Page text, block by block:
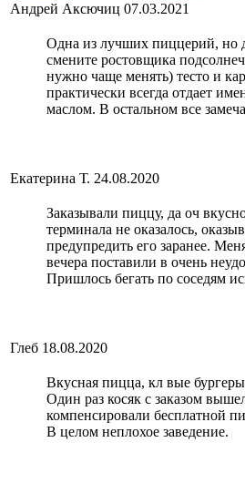
Андрей Аксючиц 07.03.2021
Одна из лучших пиццерий, но
смените ростовщика
нужно чаще менять) тесто и
практически всегда отдает
маслом. В остальном все
Екатерина Т. 24.08.2020
Заказывали пиццу, да оч
терминала не оказалось,
предупредить его заранее.
вечера поставили в очень
Пришлось бегать по соседям
Глеб 18.08.2020
Вкусная пицца, кл вые
Один раз косяк с заказом
компенсировали бесплатной
В целом неплохое заведение.